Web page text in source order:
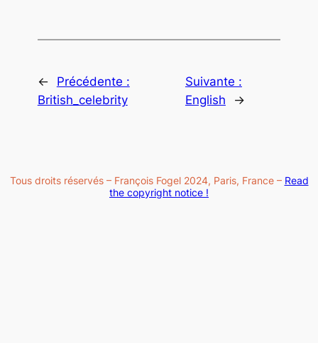
←
Précédente :
British_celebrity
Suivante :
English
→
Tous droits réservés – François Fogel 2024, Paris, France – Read
the copyright notice !